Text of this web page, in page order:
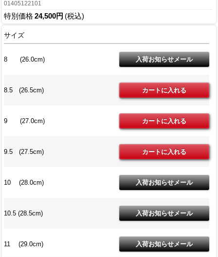
01405122101
特別価格 24,500円 (税込)
サイズ
8 (26.0cm)
8.5 (26.5cm)
9 (27.0cm)
9.5 (27.5cm)
10 (28.0cm)
10.5 (28.5cm)
11 (29.0cm)